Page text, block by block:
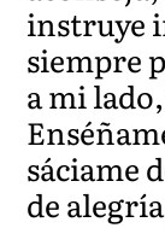
instruye
siempre
a mi
sáciame
de